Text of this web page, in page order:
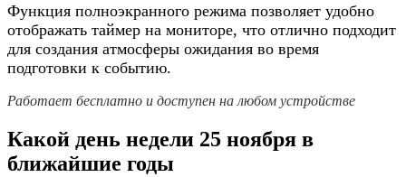
Функция полноэкранного режима позволяет удобно
отображать таймер на мониторе, что отлично подходит
для создания атмосферы ожидания во время
подготовки к событию.
Работает бесплатно и доступен на любом устройстве
Какой день недели 25 ноября в
ближайшие годы